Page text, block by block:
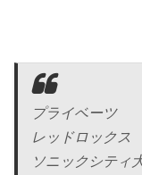
プライベーツ
レッドロックス
ソニックシティ